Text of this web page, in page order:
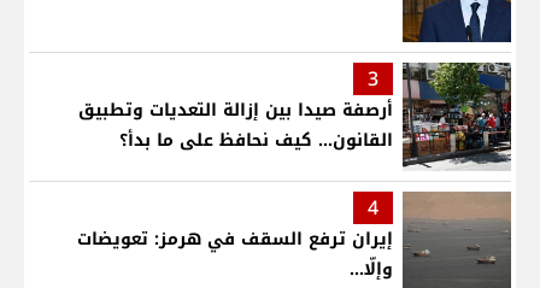
3
أرصفة صيدا بين إزالة التعديات وتطبيق
القانون... كيف نحافظ على ما بدأ؟
4
إيران ترفع السقف في هرمز: تعويضات
وإلّا...